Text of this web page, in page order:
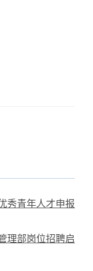
秀青年人才申报
理部岗位招聘启